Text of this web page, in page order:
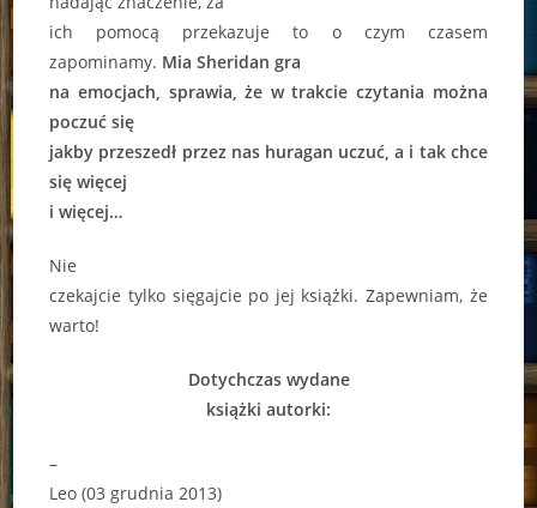
ich pomocą przekazuje to o czym czasem
zapominamy. Mia Sheridan gra
na emocjach, sprawia, że w trakcie czytania można
poczuć się
jakby przeszedł przez nas huragan uczuć, a i tak chce
się więcej
i więcej…
Nie
czekajcie tylko sięgajcie po jej książki. Zapewniam, że
warto!
Dotychczas wydane
książki autorki:
–
Leo (03 grudnia 2013)